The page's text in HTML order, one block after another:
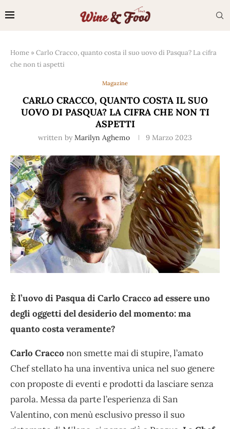
Home »Carlo Cracco, quanto costa il suo uovo di Pasqua? La cifra
che non ti aspetti
Magazine
CARLO CRACCO, QUANTO COSTA IL SUO
UOVO DI PASQUA? LA CIFRA CHE NON TI
ASPETTI
written by Marilyn Aghemo 9 Marzo 2023
È l’uovo di Pasqua di Carlo Cracco ad essere uno
degli oggetti del desiderio del momento: ma
quanto costa veramente?
Carlo Cracco non smette mai di stupire, l’amato
Chef stellato ha una inventiva unica nel suo genere
con proposte di eventi e prodotti da lasciare senza
parola. Messa da parte l’esperienza di San
Valentino, con menù esclusivo presso il suo